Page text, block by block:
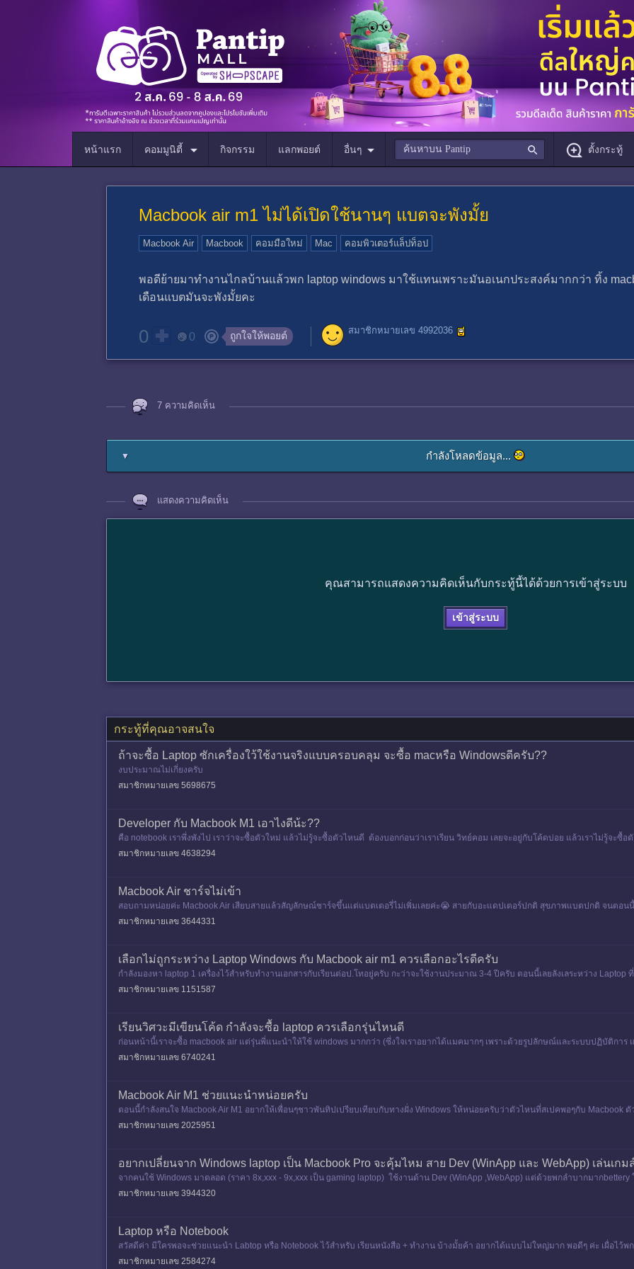
หน้าแรก คอมมูนิตี้ กิจกรรม แลกพอยต์ อื่นๆ ตั้งกระทู้
Macbook air m1 ไม่ได้เปิดใช้นานๆ แบตจะพังมั้ย
Macbook Air Macbook คอมมือใหม่ Mac คอมพิวเตอร์แล็ปท็อป
พอดีย้ายมาทำงานไกลบ้านแล้วพก laptop windows มาใช้แทนเพราะมันอเนกประสงค์​มากกว่า ทิ้ง
เดือนแบตมันจะพังมั้ยคะ
0 0 ถูกใจให้พอยต์ สมาชิกหมายเลข 4992036
7 ความคิดเห็น
▼ กำลังโหลดข้อมูล...
แสดงความคิดเห็น
คุณสามารถแสดงความคิดเห็นกับกระทู้นี้ได้ด้วยการเข้าสู่ระบบ
เข้าสู่ระบบ
กระทู้ที่คุณอาจสนใจ
ถ้าจะซื้อ Laptop ซักเครื่องใว้ใช้งานจริงแบบครอบคลุม จะซื้อ macหรือ Windowsดีครับ??
งบประมาณไม่เกี่ยงครับ
สมาชิกหมายเลข 5698675
Developer กับ Macbook M1 เอาไงดีน้ะ??
คือ notebook เราพึ่งพังไป เราว่าจะซื้อตัวใหม่ แล้วไม่รู้จะซื้อตัวไหนดี ต้องบอกก่อนว่าเราเรียน วิทย์คอม เลยจะอยู่กับโค้ดบ่อย แล้วเราไม่รู้จะซื้อ
สมาชิกหมายเลข 4638294
Macbook Air ชาร์จไม่เข้า
สอบถามหน่อยค่ะ Macbook Air เสียบสายแล้วสัญลักษณ์ชาร์จขึ้นแต่แบตเตอรี่ไม่เพิ่มเลยค่ะ😭 สายกับอะแดปเตอร์ปกติ สุขภาพแบตปกติ จนตอ
องต้นมั้ยคะ แล้วถ้าต้อง
สมาชิกหมายเลข 3644331
เลือกไม่ถูกระหว่าง Laptop Windows กับ Macbook air m1 ควรเลือกอะไรดีครับ
กำลังมองหา laptop 1 เครื่องไว้สำหรับทำงานเอกสารกับเรียนต่อป.โทอยู่ครับ กะว่าจะใช้งานประมาณ 3-4 ปีครับ ตอนนี้เลยลังเลระหว่าง Laptop
ดยที่ทั้ง 2 มีข
สมาชิกหมายเลข 1151587
เรียนวิศวะมีเขียนโค้ด กำลังจะซื้อ laptop ควรเลือกรุ่นไหนดี
ก่อนหน้านี้เราจะซื้อ macbook air แต่รุ่นพี่แนะนำให้ใช้ windows มากกว่า (ซึ่งใจเราอยากได้แมคมากๆ เพราะด้วยรูปลักษณ์และระบบปฏิบัติการ แ
ยมาเล็งตัว Mi
สมาชิกหมายเลข 6740241
Macbook Air M1 ช่วยแนะนำหน่อยครับ
ตอนนี้กำลังสนใจ Macbook Air M1 อยากให้เพื่อนๆชาวพันทิปเปรียบเทียบกับทางฝั่ง Windows ให้หน่อยครับว่าตัวไหนที่สเปคพอๆกับ Macbook ตั
ราะส่วนตัวไม่เคยใ
สมาชิกหมายเลข 2025951
อยากเปลี่ยนจาก Windows laptop เป็น Macbook Pro จะคุ้มไหม สาย Dev (WinApp และ WebApp) เล่นเก
จากคนใช้ Windows มาตลอด (ราคา 8x,xxx - 9x,xxx เป็น gaming laptop) ใช้งานด้าน Dev (WinApp ,WebApp) แต่ด้วยพกลำบากมาก
ก็หนัก 4 - 5 ปี
สมาชิกหมายเลข 3944320
Laptop หรือ Notebook
สวัสดีค่า มีใครพอจะช่วยแนะนำ Labtop หรือ Notebook ไว้สำหรับ เรียนหนังสือ + ทำงาน บ้างมั้ยค้า อยากได้แบบไม่ใหญ่มาก พอดีๆ ค่ะ เผื่อไว้พ
บ Lenovo Ide
สมาชิกหมายเลข 2584274